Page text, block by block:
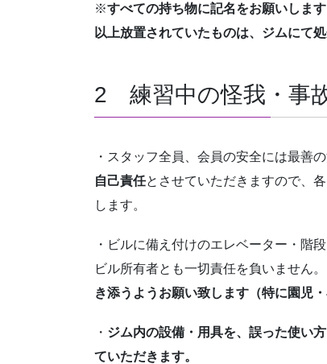
※すべての持ち物に記名をお願いします
以上放置されていたものは、ジムにて
2 練習中の怪我・事
・スタッフ全員、会員の安全には最善
自己責任とさせていただきますので、
します。
・ビルに備え付けのエレベーター・階
ビル所有者とも一切責任を負いません。
き添うようお願い致します（特に園児・
・ ジム内の設備・用具を、誤った使い
ていただきます。